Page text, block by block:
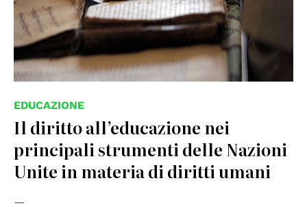
EDUCAZIONE
Il diritto all’educazione nei
principali strumenti delle Nazioni
Unite in materia di diritti umani